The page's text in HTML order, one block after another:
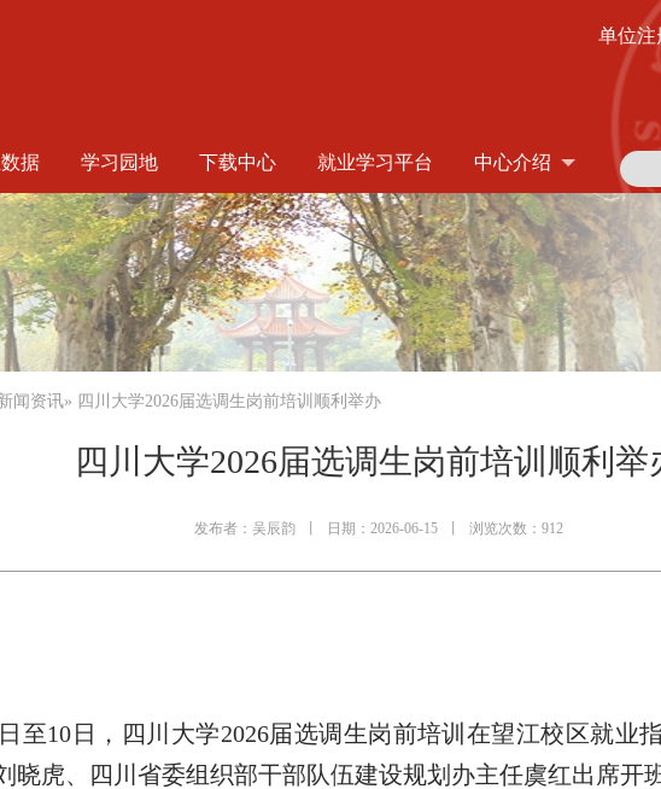
单位注
据 学习园地 下载中心 就业学习平台 中心介绍
闻资讯» 四川大学2026届选调生岗前培训顺利举办
四川大学2026届选调生岗前培训顺利举
发布者：吴辰韵 日期：2026-06-15 浏览次数：912
至10日，四川大学2026届选调生岗前培训在望江校区就业
晓虎、四川省委组织部干部队伍建设规划办主任虞红出席开